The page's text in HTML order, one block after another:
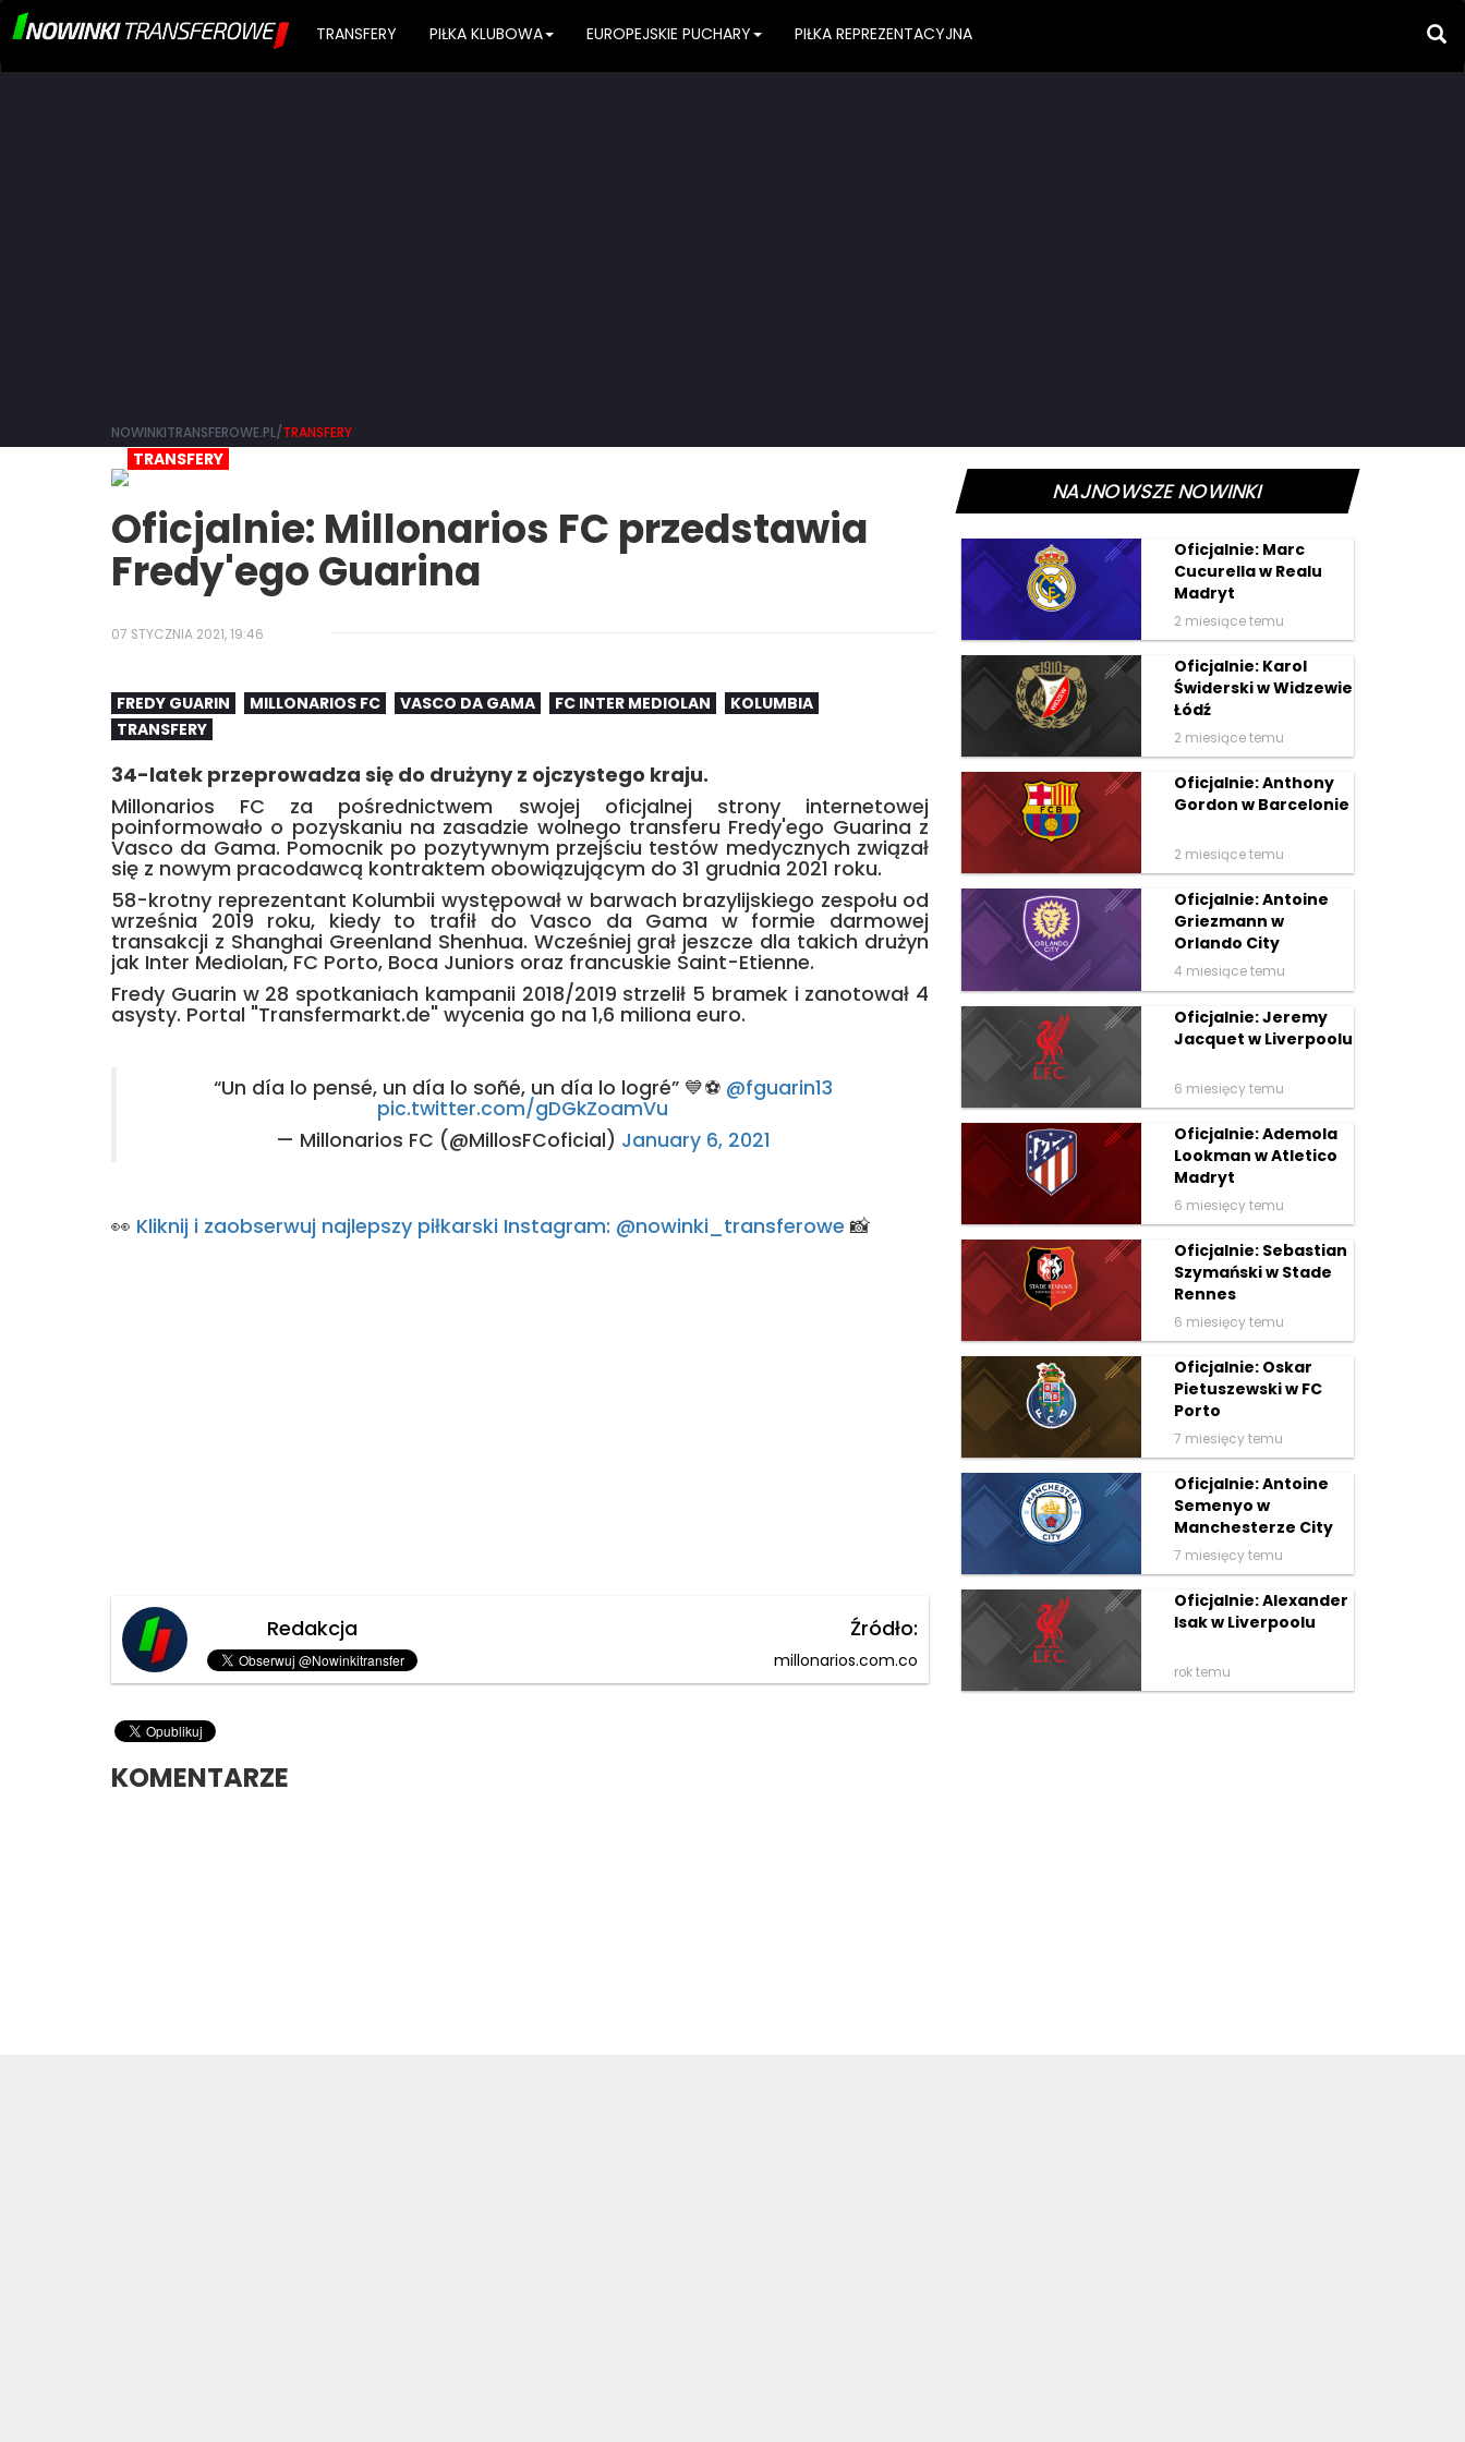
TRANSFERY PIŁKA KLUBOWA EUROPEJSKIE PUCHARY PIŁKA REPREZENTACYJNA
NOWINKITRANSFEROWE.PL/TRANSFERY
TRANSFERY
Oficjalnie: Millonarios FC przedstawia
Fredy'ego Guarina
07 STYCZNIA 2021, 19:46
FREDY GUARIN MILLONARIOS FC VASCO DA GAMA FC INTER MEDIOLAN
KOLUMBIA
TRANSFERY
34-latek przeprowadza się do drużyny z ojczystego kraju.
Millonarios FC za pośrednictwem swojej oficjalnej strony internetowej
poinformowało o pozyskaniu na zasadzie wolnego transferu Fredy'ego Guarina z
Vasco da Gama. Pomocnik po pozytywnym przejściu testów medycznych związał
się z nowym pracodawcą kontraktem obowiązującym do 31 grudnia 2021 roku.
58-krotny reprezentant Kolumbii występował w barwach brazylijskiego zespołu od
września 2019 roku, kiedy to trafił do Vasco da Gama w formie darmowej
transakcji z Shanghai Greenland Shenhua. Wcześniej grał jeszcze dla takich drużyn
jak Inter Mediolan, FC Porto, Boca Juniors oraz francuskie Saint-Etienne.
Fredy Guarin w 28 spotkaniach kampanii 2018/2019 strzelił 5 bramek i zanotował 4
asysty. Portal "Transfermarkt.de" wycenia go na 1,6 miliona euro.
“Un día lo pensé, un día lo soñé, un día lo logré” 💙⚽️ @fguarin13
pic.twitter.com/gDGkZoamVu
— Millonarios FC (@MillosFCoficial) January 6, 2021
👀 Kliknij i zaobserwuj najlepszy piłkarski Instagram: @nowinki_transferowe 📸
Redakcja Źródło:
millonarios.com.co
KOMENTARZE
NAJNOWSZE NOWINKI
Oficjalnie: Marc
Cucurella w Realu
Madryt
2 miesiące temu
Oficjalnie: Karol
Świderski w Widzewie
Łódź
2 miesiące temu
Oficjalnie: Anthony
Gordon w Barcelonie
2 miesiące temu
Oficjalnie: Antoine
Griezmann w
Orlando City
4 miesiące temu
Oficjalnie: Jeremy
Jacquet w Liverpoolu
6 miesięcy temu
Oficjalnie: Ademola
Lookman w Atletico
Madryt
6 miesięcy temu
Oficjalnie: Sebastian
Szymański w Stade
Rennes
6 miesięcy temu
Oficjalnie: Oskar
Pietuszewski w FC
Porto
7 miesięcy temu
Oficjalnie: Antoine
Semenyo w
Manchesterze City
7 miesięcy temu
Oficjalnie: Alexander
Isak w Liverpoolu
rok temu